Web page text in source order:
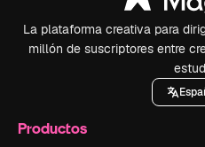
La plataforma creativa para
millón de suscriptores entre
Productos